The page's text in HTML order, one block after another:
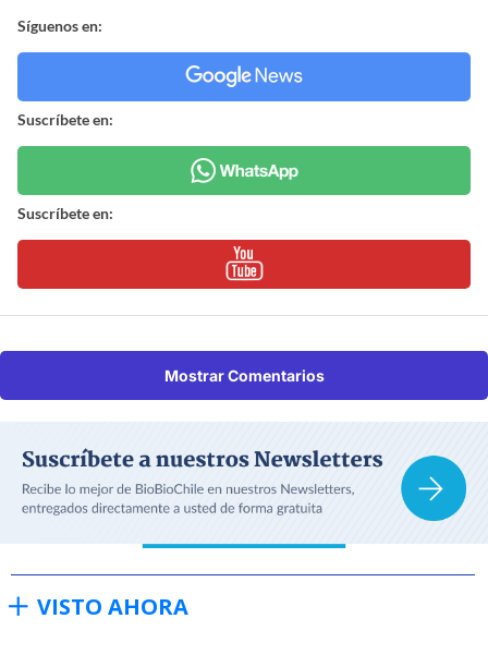
Síguenos en:
Suscríbete en:
Suscríbete en:
Mostrar Comentarios
VISTO AHORA